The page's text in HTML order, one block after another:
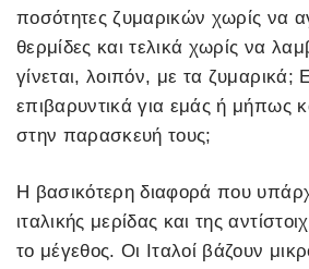
ποσότητες ζυμαρικών χωρίς να
θερμίδες και τελικά χωρίς να
γίνεται, λοιπόν, με τα ζυμαρικά;
επιβαρυντικά για εμάς ή μήπως
στην παρασκευή τους;
Η βασικότερη διαφορά που
ιταλικής μερίδας και της
το μέγεθος. Οι Ιταλοί βάζουν